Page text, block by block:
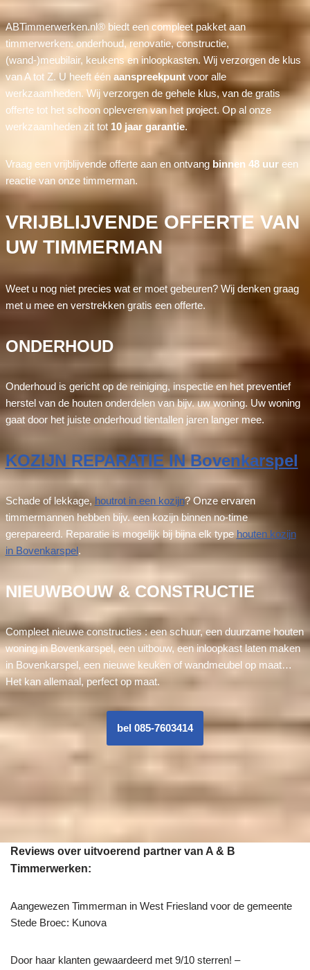
ABTimmerwerken.nl® biedt een compleet pakket aan
timmerwerken: onderhoud, renovatie, constructie,
(wand-)meubilair, keukens en inloopkasten. Wij verzorgen de klus
van A tot Z. U heeft één aanspreekpuntvoor alle
werkzaamheden. Wij verzorgen de gehele klus, van de gratis
offerte tot het schoon opleveren van het project. Op al onze
werkzaamheden zit tot 10 jaar garantie.
Vraag een vrijblijvende offerte aan en ontvang binnen 48 uureen
reactie van onze timmerman.
VRIJBLIJVENDE OFFERTE VAN
UW TIMMERMAN
Weet u nog niet precies wat er moet gebeuren? Wij denken graag
met u mee en verstrekken gratis een offerte.
ONDERHOUD
Onderhoud is gericht op de reiniging, inspectie en het preventief
herstel van de houten onderdelen van bijv. uw woning. Uw woning
gaat door het juiste onderhoud tientallen jaren langer mee.
KOZIJN REPARATIE IN Bovenkarspel
Schade of lekkage, houtrot in een kozijn? Onze ervaren
timmermannen hebben bijv. een kozijn binnen no-time
gerepareerd. Reparatie is mogelijk bij bijna elk type houten kozijn
in Bovenkarspel.
NIEUWBOUW & CONSTRUCTIE
Compleet nieuwe constructies : een schuur, een duurzame houten
woning in Bovenkarspel, een uitbouw, een inloopkast laten maken
in Bovenkarspel, een nieuwe keuken of wandmeubel op maat…
Het kan allemaal, perfect op maat.
bel 085-7603414
Reviews over uitvoerend partner van A & B
Timmerwerken:
Aangewezen Timmerman in West Friesland voor de gemeente
Stede Broec: Kunova
Door haar klanten gewaardeerd met 9/10 sterren! –